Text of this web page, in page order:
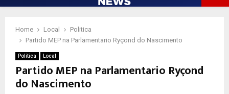
Home Local
Politica
Partido MEP na Parlamentario Ryçond do Nascimento
Politica Local
Partido MEP na Parlamentario Ryçond
do Nascimento